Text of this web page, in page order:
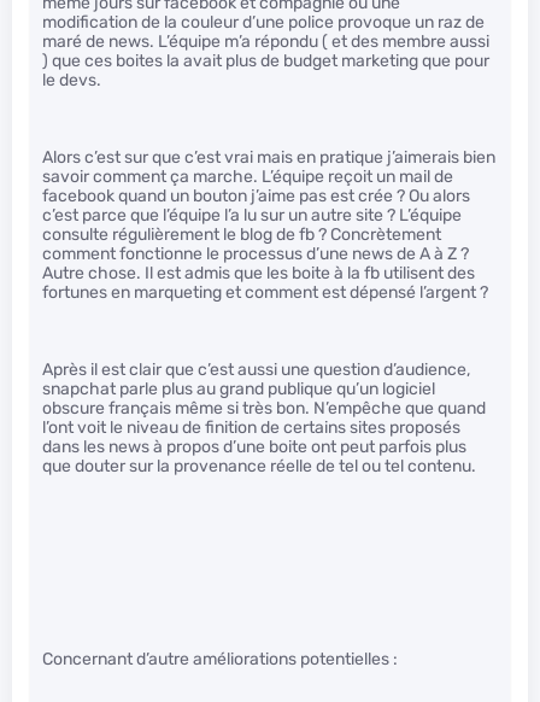
modification de la couleur d’une police provoque un raz de
maré de news. L’équipe m’a répondu ( et des membre aussi
) que ces boites la avait plus de budget marketing que pour
le devs.
Alors c’est sur que c’est vrai mais en pratique j’aimerais bien
savoir comment ça marche. L’équipe reçoit un mail de
facebook quand un bouton j’aime pas est crée ? Ou alors
c’est parce que l’équipe l’a lu sur un autre site ? L’équipe
consulte régulièrement le blog de fb ? Concrètement
comment fonctionne le processus d’une news de A à Z ?
Autre chose. Il est admis que les boite à la fb utilisent des
fortunes en marqueting et comment est dépensé l’argent ?
Après il est clair que c’est aussi une question d’audience,
snapchat parle plus au grand publique qu’un logiciel
obscure français même si très bon. N’empêche que quand
l’ont voit le niveau de finition de certains sites proposés
dans les news à propos d’une boite ont peut parfois plus
que douter sur la provenance réelle de tel ou tel contenu.
Concernant d’autre améliorations potentielles :